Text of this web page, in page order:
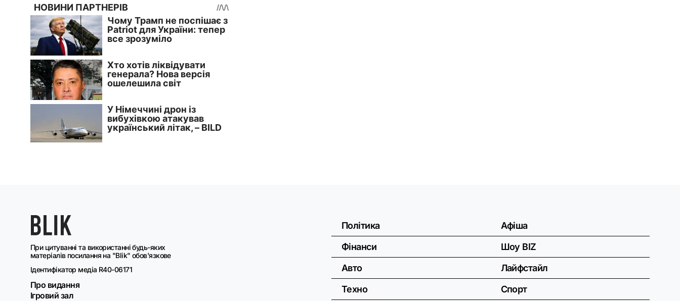
При цитуванні та використанні будь-яких
матеріалів посилання на "Blik" обов'язкове
Ідентифікатор медіа R40-06171
Про видання
Ігровий зал
Політика
Фінанси
Авто
Техно
Афіша
Шоу BIZ
Лайфстайл
Спорт